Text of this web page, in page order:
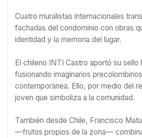
Cuatro muralistas internacionales
fachadas del condominio con obras
identidad y la memoria del lugar.
El chileno INTI Castro aportó su sello
fusionando imaginarios
contemporánea. Ello, por medio del
joven que simboliza a la comunidad.
También desde Chile, Francisco
—frutos propios de la zona—